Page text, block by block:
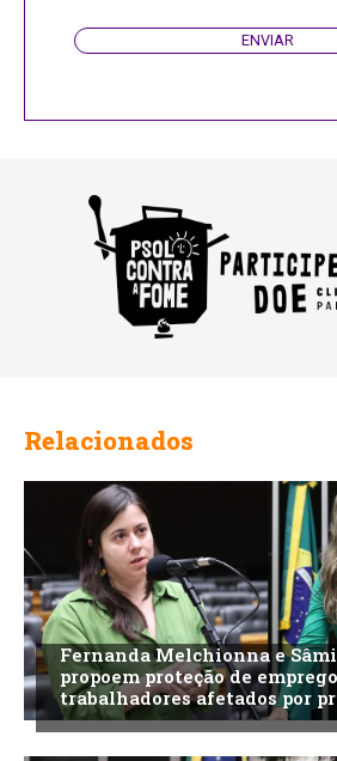
ENVIAR
Relacionados
Fernanda Melchionna e
propoem proteção de
trabalhadores afetados por